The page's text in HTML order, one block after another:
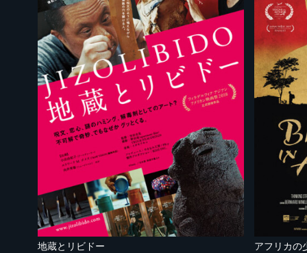
地蔵とリビドー アフリカの